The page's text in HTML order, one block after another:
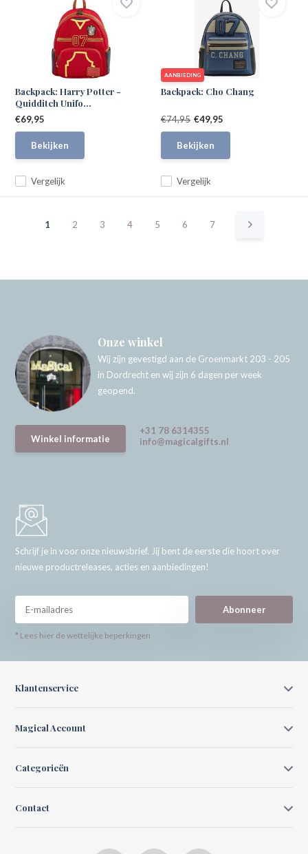
Backpack: Harry Potter -
Quidditch Unifo...
Vergelijk
€69,95
Bekijken
AANBIEDING
Backpack: Cho Chang
Vergelijk
€74,95 €49,95
Bekijken
1 2 3 4 5 6 7
Onze winkel
Wij zijn gevestigd aan de Groenmarkt 203 - 205
in Dordrecht en wij zijn 6 dagen per week
geopend.
Winkel informatie
+31 78 6314355
info@magicalgifts.nl
Schrijf je in voor onze nieuwsbrief. Jij bent de eerste die hoort over
nieuwe productreleases, acties en aanbiedingen!
Abonneer
* Lees hier de wettelijke beperkingen
Klantenservice
Magical Account
Categorieën
Contact